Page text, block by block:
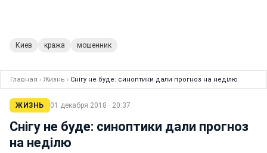
Киев кража мошенник
Главная › Жизнь › Снігу не буде: синоптики дали прогноз на неділю
ЖИЗНЬ 01 декабря 2018 · 20:37
Снігу не буде: синоптики дали прогноз
на неділю